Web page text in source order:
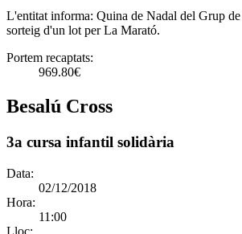
L'entitat informa: Quina de Nadal del Grup de
sorteig d'un lot per La Marató.
Portem recaptats:
969.80€
Besalú Cross
3a cursa infantil solidària
Data:
02/12/2018
Hora:
11:00
Lloc: